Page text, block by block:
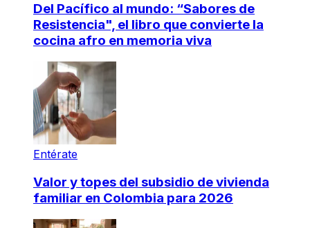
Del Pacífico al mundo: “Sabores de
Resistencia", el libro que convierte la
cocina afro en memoria viva
Entérate
Valor y topes del subsidio de vivienda
familiar en Colombia para 2026